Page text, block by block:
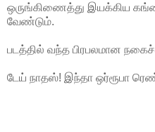
ஒருங்கிணைத்து இயக்கிய
வேண்டும்.
படத்தில் வந்த பிரபலமான
டேய் நாதஸ்! இந்தா ஒர்ரூபா